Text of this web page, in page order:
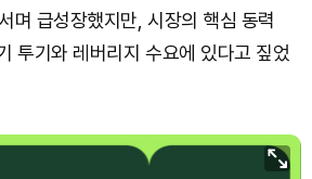
며 급성장했지만, 시장의 핵심 동력
투기와 레버리지 수요에 있다고 짚었